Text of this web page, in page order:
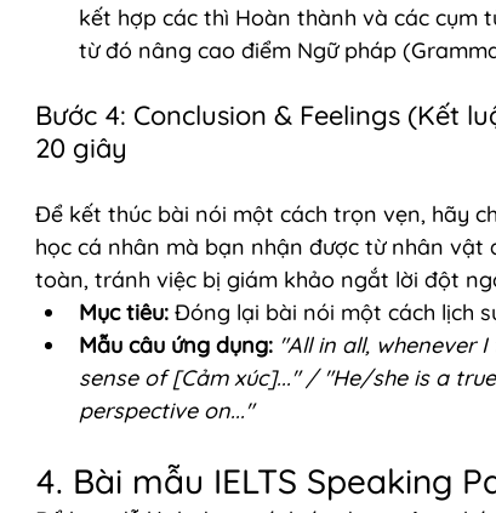
kết hợp các thì Hoàn thành và các cụm
từ đó nâng cao điểm Ngữ pháp
Bước 4: Conclusion & Feelings (Kết
20 giây
Để kết thúc bài nói một cách trọn vẹn, hãy
học cá nhân mà bạn nhận được từ nhân
toàn, tránh việc bị giám khảo ngắt lời đột
Mục tiêu: Đóng lại bài nói một cách lịch
Mẫu câu ứng dụng: "All in all, whenever
sense of [Cảm xúc]..." / "He/she is a
perspective on..."
4. Bài mẫu IELTS Speaking